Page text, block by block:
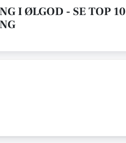
I ØLGOD - SE TOP 10